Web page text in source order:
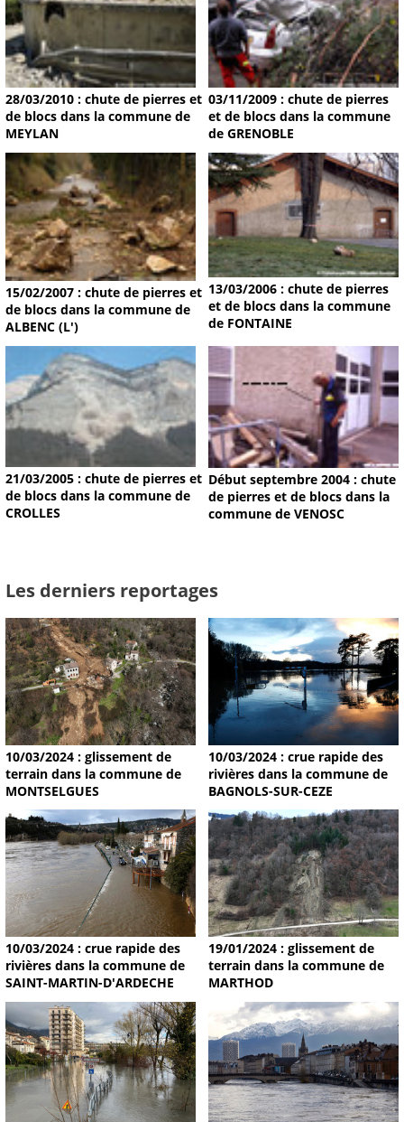
28/03/2010 : chute de pierres et
de blocs dans la commune de
MEYLAN
03/11/2009 : chute de pierres
et de blocs dans la commune
de GRENOBLE
15/02/2007 : chute de pierres et
de blocs dans la commune de
ALBENC (L')
13/03/2006 : chute de pierres
et de blocs dans la commune
de FONTAINE
21/03/2005 : chute de pierres et
de blocs dans la commune de
CROLLES
Début septembre 2004 : chute
de pierres et de blocs dans la
commune de VENOSC
Les derniers reportages
10/03/2024 : glissement de
terrain dans la commune de
MONTSELGUES
10/03/2024 : crue rapide des
rivières dans la commune de
BAGNOLS-SUR-CEZE
10/03/2024 : crue rapide des
rivières dans la commune de
SAINT-MARTIN-D'ARDECHE
19/01/2024 : glissement de
terrain dans la commune de
MARTHOD